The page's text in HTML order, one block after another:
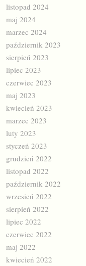
listopad 2024
maj 2024
marzec 2024
październik 2023
sierpień 2023
lipiec 2023
czerwiec 2023
maj 2023
kwiecień 2023
marzec 2023
luty 2023
styczeń 2023
grudzień 2022
listopad 2022
październik 2022
wrzesień 2022
sierpień 2022
lipiec 2022
czerwiec 2022
maj 2022
kwiecień 2022